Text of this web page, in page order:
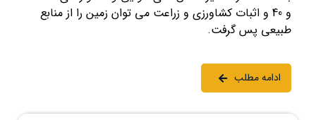
و 40 و اثبات کشاورزی و زراعت می توان زمین را از منابع
طبیعی پس گرفت.
ادامه مطلب